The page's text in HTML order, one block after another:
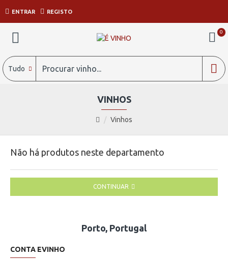
ENTRAR REGISTO
0
Tudo
Vinhos
VINHOS
Não há produtos neste departamento
CONTINUAR
Porto, Portugal
CONTA EVINHO